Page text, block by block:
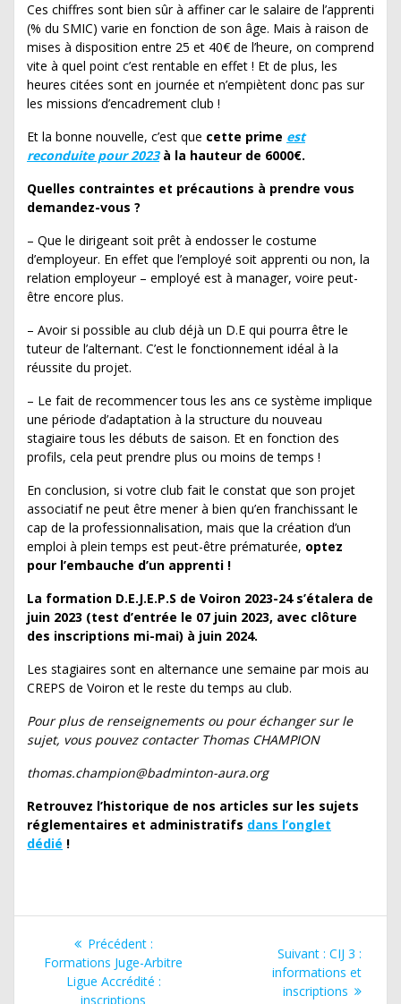
Ces chiffres sont bien sûr à affiner car le salaire de l’apprenti
(% du SMIC) varie en fonction de son âge. Mais à raison de
mises à disposition entre 25 et 40€ de l’heure, on comprend
vite à quel point c’est rentable en effet ! Et de plus, les
heures citées sont en journée et n’empiètent donc pas sur
les missions d’encadrement club !
Et la bonne nouvelle, c’est que cette prime est
reconduite pour 2023à la hauteur de 6000€.
Quelles contraintes et précautions à prendre vous
demandez-vous ?
– Que le dirigeant soit prêt à endosser le costume
d’employeur. En effet que l’employé soit apprenti ou non, la
relation employeur – employé est à manager, voire peut-
être encore plus.
– Avoir si possible au club déjà un D.E qui pourra être le
tuteur de l’alternant. C’est le fonctionnement idéal à la
réussite du projet.
– Le fait de recommencer tous les ans ce système implique
une période d’adaptation à la structure du nouveau
stagiaire tous les débuts de saison. Et en fonction des
profils, cela peut prendre plus ou moins de temps !
En conclusion, si votre club fait le constat que son projet
associatif ne peut être mener à bien qu’en franchissant le
cap de la professionnalisation, mais que la création d’un
emploi à plein temps est peut-être prématurée, optez
pour l’embauche d’un apprenti !
La formation D.E.J.E.P.S de Voiron 2023-24 s’étalera de
juin 2023 (test d’entrée le 07 juin 2023, avec clôture
des inscriptions mi-mai) à juin 2024.
Les stagiaires sont en alternance une semaine par mois au
CREPS de Voiron et le reste du temps au club.
Pour plus de renseignements ou pour échanger sur le
sujet, vous pouvez contacter Thomas CHAMPION
thomas.champion@badminton-aura.org
Retrouvez l’historique de nos articles sur les sujets
réglementaires et administratifs dans l’onglet
dédié !
Navigation
de
Précédent :Article
précédent
:
Formations Juge-Arbitre
Ligue Accrédité :
inscriptions
Suivant : Article
suivant
:
CIJ 3 :
informations et
inscriptions